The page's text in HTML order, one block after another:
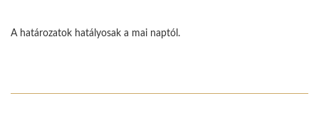
A határozatok hatályosak a mai naptól.